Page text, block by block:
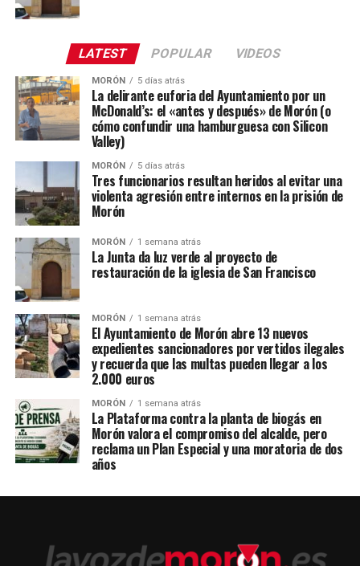
LATEST POPULAR VIDEOS
MORÓN 5 días atrás
La delirante euforia del Ayuntamiento por un
McDonald’s: el «antes y después» de Morón (o
cómo confundir una hamburguesa con Silicon
Valley)
MORÓN 5 días atrás
Tres funcionarios resultan heridos al evitar una
violenta agresión entre internos en la prisión de
Morón
MORÓN 1 semana atrás
La Junta da luz verde al proyecto de
restauración de la iglesia de San Francisco
MORÓN 1 semana atrás
El Ayuntamiento de Morón abre 13 nuevos
expedientes sancionadores por vertidos ilegales
y recuerda que las multas pueden llegar a los
2.000 euros
MORÓN 1 semana atrás
La Plataforma contra la planta de biogás en
Morón valora el compromiso del alcalde, pero
reclama un Plan Especial y una moratoria de dos
años